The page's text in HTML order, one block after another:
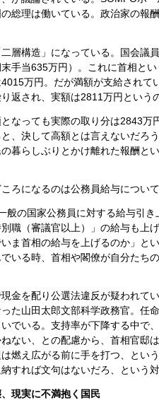
総理は働いている。政治家の報
層構造」になっている。国会議
手当635万円）。これに首相と
万円。だが満額が支給されて
返され、実額は2811万円という
となっても実際の取り分は2843
、決して高額とは言えないだろ
暮らしぶりとかけ離れた報酬と
ろになるのは公務員給与につい
般の国家公務員に対する給与引
職（審議官以上）」の給与も上
ま首相の給与を上げるのか」と
いる時、首相や閣僚が自分たち
金を配り公選法違反が疑われて
た山田太郎文部科学政務官。任
でいる。支持率が下降する中で
ない、との配慮から、首相官邸
燃え広がる前に手を打つ、とい
すれば文句はないだろ、という対
現実に不満抱く国民